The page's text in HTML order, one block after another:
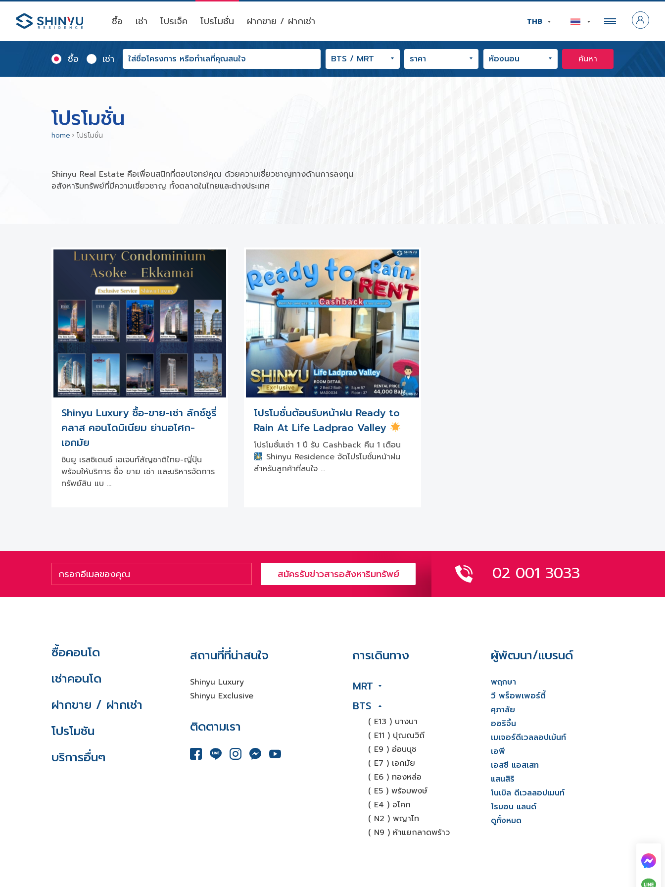
ซื้อ เช่า โปรเจ็ค โปรโมชั่น ฝากขาย / ฝากเช่า THB
ซื้อ เช่า ค้นหา
โปรโมชั่น
home › โปรโมชั่น
Shinyu Real Estate คือเพื่อนสนิทที่ตอบโจทย์คุณ ด้วยความเชี่ยวชาญทางด้านการลงทุน
อสังหาริมทรัพย์ที่มีความเชี่ยวชาญ ทั้งตลาดในไทยและต่างประเทศ
Shinyu Luxury ซื้อ-ขาย-เช่า ลักซ์ชูรี่
คลาส คอนโดมิเนียม ย่านอโศก-
เอกมัย
ชินยู เรสซิเดนซ์ เอเจนท์สัญชาติไทย-ญี่ปุ่น
พร้อมให้บริการ ซื้อ ขาย เช่า เเละบริหารจัดการ
ทรัพย์สิน แบ …
โปรโมชั่นต้อนรับหน้าฝน Ready to
Rain At Life Ladprao Valley
โปรโมชั่นเช่า 1 ปี รับ Cashback คืน 1 เดือน
Shinyu Residence จัดโปรโมชั่นหน้าฝน
สำหรับลูกค้าที่สนใจ …
สมัครรับข่าวสารอสังหาริมทรัพย์ 02 001 3033
ซื้อคอนโด
เช่าคอนโด
ฝากขาย / ฝากเช่า
โปรโมชัน
บริการอื่นๆ
สถานที่ที่น่าสนใจ
Shinyu Luxury
Shinyu Exclusive
ติดตามเรา
การเดินทาง
MRT
BTS
( E13 ) บางนา
( E11 ) ปุณณวิถี
( E9 ) อ่อนนุช
( E7 ) เอกมัย
( E6 ) ทองหล่อ
( E5 ) พร้อมพงษ์
( E4 ) อโศก
( N2 ) พญาไท
( N9 ) ห้าแยกลาดพร้าว
ผู้พัฒนา/แบรนด์
พฤกษา
วี พร็อพเพอร์ตี้
ศุภาลัย
ออริจิ้น
เมเจอร์ดีเวลลอปเม้นท์
เอพี
เอสซี แอสเสท
แสนสิริ
โนเบิล ดีเวลลอปเมนท์
ไรมอน แลนด์
ดูทั้งหมด